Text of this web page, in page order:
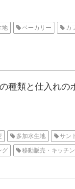
地 ベーカリー カ
種類と仕入れ
多加水生地 サン
グ 移動販売・キッチ